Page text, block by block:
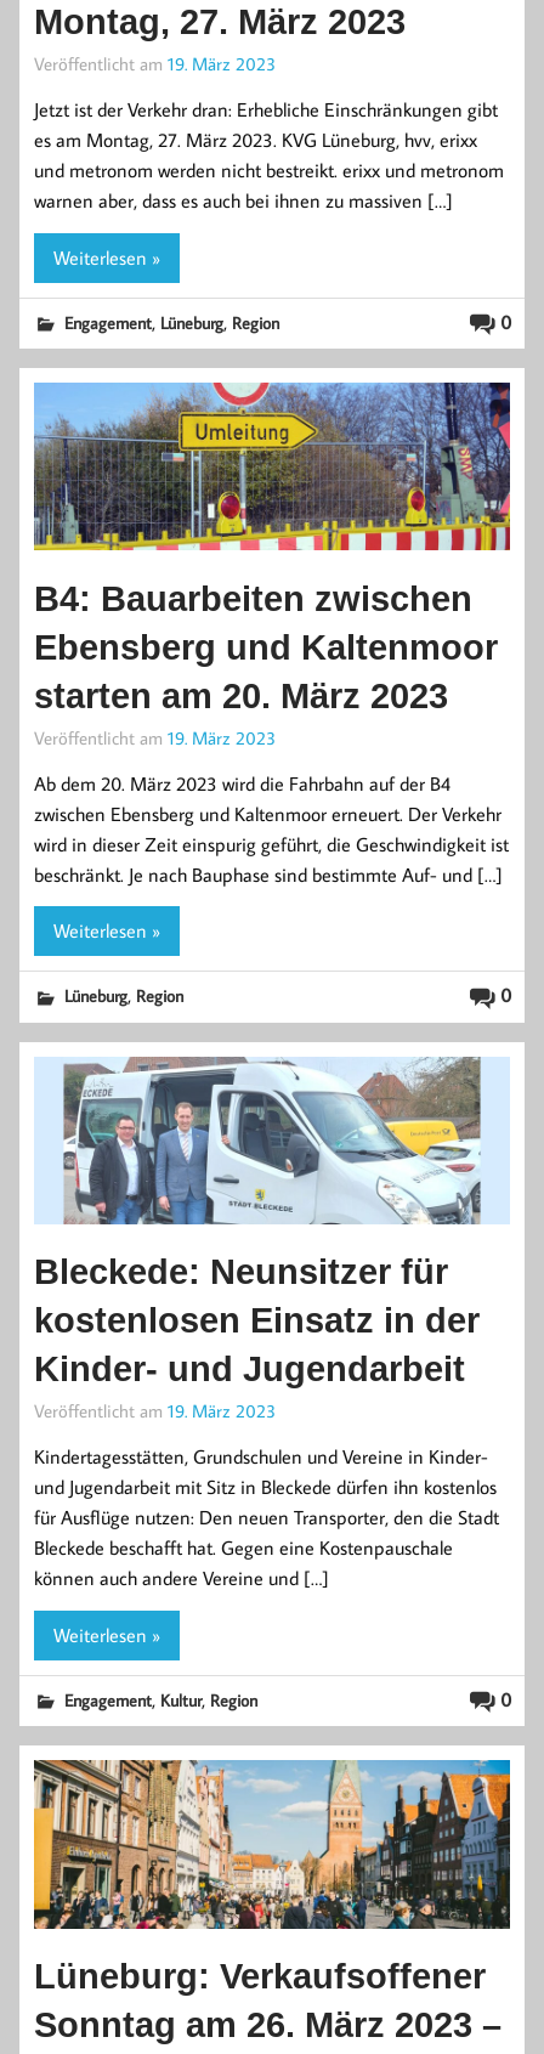
Montag, 27. März 2023
Veröffentlicht am 19. März 2023
Jetzt ist der Verkehr dran: Erhebliche Einschränkungen gibt
es am Montag, 27. März 2023. KVG Lüneburg, hvv, erixx
und metronom werden nicht bestreikt. erixx und metronom
warnen aber, dass es auch bei ihnen zu massiven […]
Weiterlesen »
0
Engagement, Lüneburg, Region
B4: Bauarbeiten zwischen
Ebensberg und Kaltenmoor
starten am 20. März 2023
Veröffentlicht am 19. März 2023
Ab dem 20. März 2023 wird die Fahrbahn auf der B4
zwischen Ebensberg und Kaltenmoor erneuert. Der Verkehr
wird in dieser Zeit einspurig geführt, die Geschwindigkeit ist
beschränkt. Je nach Bauphase sind bestimmte Auf- und […]
Weiterlesen »
0
Lüneburg, Region
Bleckede: Neunsitzer für
kostenlosen Einsatz in der
Kinder- und Jugendarbeit
Veröffentlicht am 19. März 2023
Kindertagesstätten, Grundschulen und Vereine in Kinder-
und Jugendarbeit mit Sitz in Bleckede dürfen ihn kostenlos
für Ausflüge nutzen: Den neuen Transporter, den die Stadt
Bleckede beschafft hat. Gegen eine Kostenpauschale
können auch andere Vereine und […]
Weiterlesen »
0
Engagement, Kultur, Region
Lüneburg: Verkaufsoffener
Sonntag am 26. März 2023 –